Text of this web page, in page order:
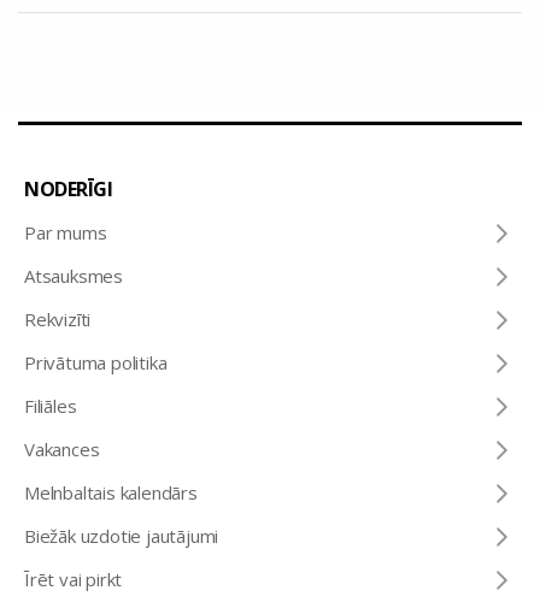
NODERĪGI
Par mums
Atsauksmes
Rekvizīti
Privātuma politika
Filiāles
Vakances
Melnbaltais kalendārs
Biežāk uzdotie jautājumi
Īrēt vai pirkt